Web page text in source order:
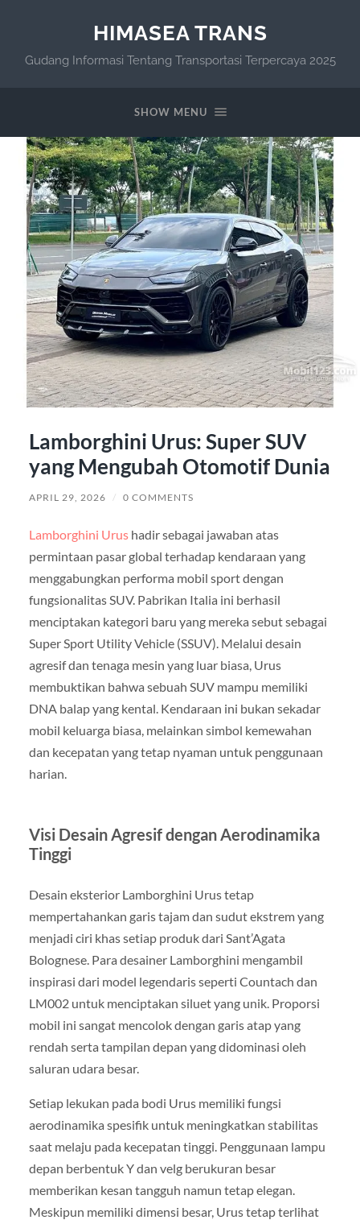
HIMASEA TRANS
Gudang Informasi Tentang Transportasi Terpercaya 2025
SHOW MENU
Lamborghini Urus: Super SUV
yang Mengubah Otomotif Dunia
APRIL 29, 2026 / 0 COMMENTS
Lamborghini Urushadir sebagai jawaban atas
permintaan pasar global terhadap kendaraan yang
menggabungkan performa mobil sport dengan
fungsionalitas SUV. Pabrikan Italia ini berhasil
menciptakan kategori baru yang mereka sebut sebagai
Super Sport Utility Vehicle (SSUV). Melalui desain
agresif dan tenaga mesin yang luar biasa, Urus
membuktikan bahwa sebuah SUV mampu memiliki
DNA balap yang kental. Kendaraan ini bukan sekadar
mobil keluarga biasa, melainkan simbol kemewahan
dan kecepatan yang tetap nyaman untuk penggunaan
harian.
Visi Desain Agresif dengan Aerodinamika
Tinggi
Desain eksterior Lamborghini Urus tetap
mempertahankan garis tajam dan sudut ekstrem yang
menjadi ciri khas setiap produk dari Sant’Agata
Bolognese. Para desainer Lamborghini mengambil
inspirasi dari model legendaris seperti Countach dan
LM002 untuk menciptakan siluet yang unik. Proporsi
mobil ini sangat mencolok dengan garis atap yang
rendah serta tampilan depan yang didominasi oleh
saluran udara besar.
Setiap lekukan pada bodi Urus memiliki fungsi
aerodinamika spesifik untuk meningkatkan stabilitas
saat melaju pada kecepatan tinggi. Penggunaan lampu
depan berbentuk Y dan velg berukuran besar
memberikan kesan tangguh namun tetap elegan.
Meskipun memiliki dimensi besar, Urus tetap terlihat